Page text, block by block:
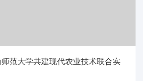
范大学共建现代农业技术联合实